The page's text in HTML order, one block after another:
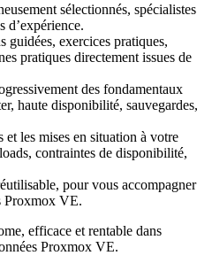
sélectionnés, spécialistes
d’expérience.
guidées, exercices pratiques,
pratiques directement issues de
des fondamentaux
haute disponibilité, sauvegardes,
et les mises en situation à votre
contraintes de disponibilité,
pour vous accompagner
Proxmox VE.
efficace et rentable dans
Proxmox VE.